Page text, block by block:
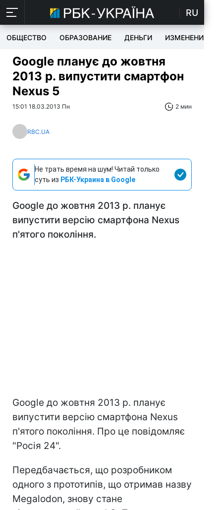
RU
ОБЩЕСТВО ОБРАЗОВАНИЕ ДЕНЬГИ ИЗМЕНЕНИЯ
Google планує до жовтня
2013 р. випустити смартфон
Nexus 5
15:01 18.03.2013 Пн 2 мин
RBC.UA
Не трать время на шум! Читай только
суть из РБК-Украина в Google
Google до жовтня 2013 р. планує
випустити версію смартфона Nexus
п'ятого покоління.
Google до жовтня 2013 р. планує
випустити версію смартфона Nexus
п'ятого покоління. Про це повідомляє
"Росія 24".
Передбачається, що розробником
одного з прототипів, що отримав назву
Megalodon, знову стане